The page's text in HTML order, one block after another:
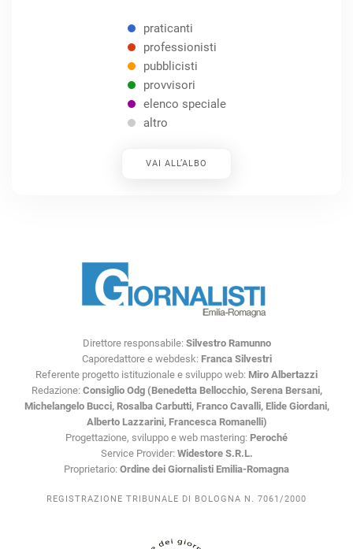
praticanti
professionisti
pubblicisti
provvisori
elenco speciale
altro
VAI ALL’ALBO
Direttore responsabile: Silvestro Ramunno
Caporedattore e webdesk: Franca Silvestri
Referente progetto istituzionale e sviluppo web: Miro Albertazzi
Redazione: Consiglio Odg (Benedetta Bellocchio, Serena Bersani,
Michelangelo Bucci, Rosalba Carbutti, Franco Cavalli, Elide Giordani,
Alberto Lazzarini, Francesca Romanelli)
Progettazione, sviluppo e web mastering: Peroché
Service Provider: Widestore S.R.L.
Proprietario: Ordine dei Giornalisti Emilia-Romagna
REGISTRAZIONE TRIBUNALE DI BOLOGNA N. 7061/2000